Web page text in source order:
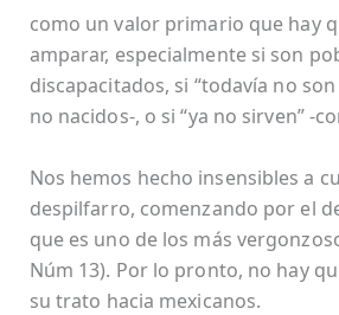
como un valor primario que hay
amparar, especialmente si son
discapacitados, si “todavía no
no nacidos-, o si “ya no sirven” -
Nos hemos hecho insensibles a
despilfarro, comenzando por el
que es uno de los más
Núm 13). Por lo pronto, no hay
su trato hacia mexicanos.